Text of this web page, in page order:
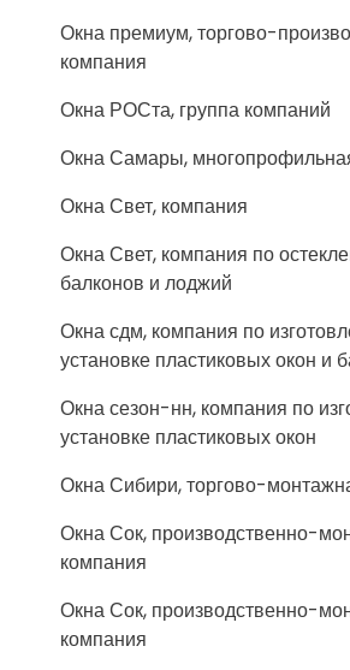
Окна премиум, торгово-
компания
Окна РОСта, группа компаний
Окна Самары,
Окна Свет, компания
Окна Свет, компания по
балконов и лоджий
Окна сдм, компания по
установке пластиковых окон и
Окна сезон-нн, компания по
установке пластиковых окон
Окна Сибири, торгово-
Окна Сок, производственно-
компания
Окна Сок, производственно-
компания